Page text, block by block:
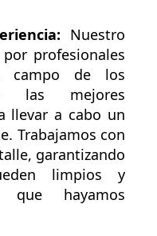
Nuestro
profesionales
campo de los
las mejores
llevar a cabo un
Trabajamos con
garantizando
limpios y
hayamos